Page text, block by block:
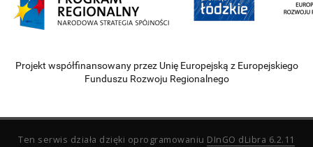
Projekt współfinansowany przez Unię Europejską z Europejskiego
Funduszu Rozwoju Regionalnego
Ten serwis działa dzięki oprogramowaniu DInGO dLibra 6.2.11